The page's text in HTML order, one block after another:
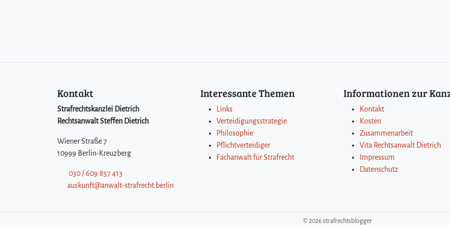
Kontakt
Strafrechtskanzlei Dietrich
Rechtsanwalt Steffen Dietrich
Wiener Straße 7
10999 Berlin-Kreuzberg
030 / 609 857 413
auskunft@anwalt-strafrecht.berlin
Interessante Themen
Links
Verteidigungsstrategie
Philosophie
Pflichtverteidiger
Fachanwalt für Strafrecht
Informationen zur
Kontakt
Kosten
Zusammenarbeit
Vita Rechtsanwalt Dietrich
Impressum
Datenschutz
© 2026 strafrechtsblogger